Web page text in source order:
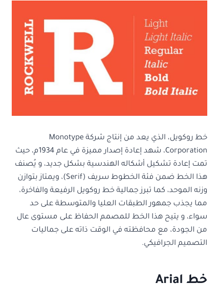
خط روكويل، الذي يعد من إنتاج شركة Monotype
Corporation، شهد إعادة إصدار مميزة في عام 1934م، حيث
تمت إعادة تشكيل أشكاله الهندسية بشكل جديد، و يُصنف
هذا الخط ضمن فئة الخطوط سريف (Serif)، ويمتاز بتوازن
وزنه الموحد، كما تبرز جمالية خط روكويل الرفيعة والفاخرة،
مما يجذب جمهور الطبقات العليا والمتوسطة على حد
سواء، و يتيح هذا الخط للمصمم الحفاظ على مستوى عال
من الجودة، مع محافظته في الوقت ذاته على جماليات
التصميم الجرافيكي.
خط Arial